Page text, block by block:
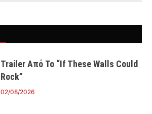
Trailer Από Το “If These Walls Could
Rock”
02/08/2026